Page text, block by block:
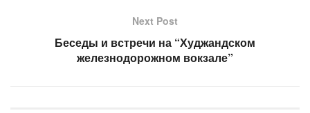
Next Post
Беседы и встречи на “Худжандском
железнодорожном вокзале”